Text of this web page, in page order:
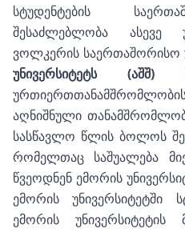
სტუდენტების
შესაძლებლობა ასევე
ვოლკერის საერთაშორისო
უნივერსიტეტს (აშშ)
აღნიშნული
სასწავლო წლის ბოლოს
რომელთაც საშუალება
წვეოდნენ ემორის
ემორის უნივერსიტეტში
ემორის უნივერსიტეტის